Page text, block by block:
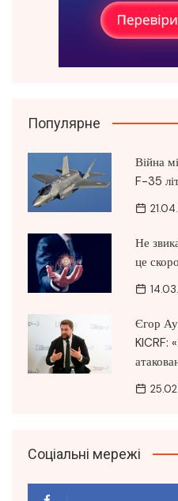
Популярне
Війна
F-35
Не
це
Єгор
KICRF:
Соціальні мережі